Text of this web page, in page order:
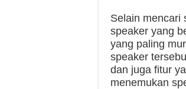
Selain mencari
speaker yang
yang paling
speaker
dan juga fitur
menemukan